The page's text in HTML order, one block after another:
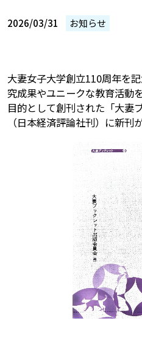
2026/03/31 お知らせ
大妻女子大学創立110周年を
究成果やユニークな教育活動
目的として創刊された「大妻
（日本経済評論社刊）に新刊